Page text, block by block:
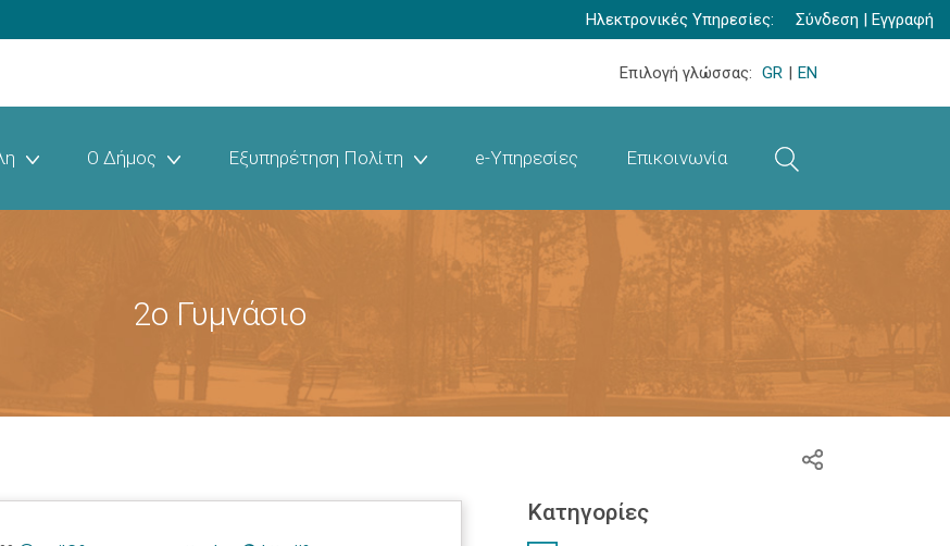
Ηλεκτρονικές Υπηρεσίες: Σύνδεση | Εγγραφή
Επιλογή γλώσσας: GR | EN
Ο Δήμος Εξυπηρέτηση Πολίτη e-Υπηρεσίες Επικοινωνία
2ο Γυμνάσιο
Κατηγορίες